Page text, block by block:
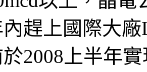
趕上國際大
2008上半年